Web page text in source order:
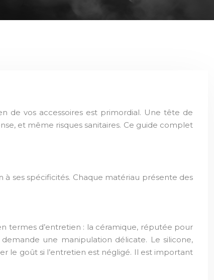
de vos accessoires est primordial. Une tête de
et même risques sanitaires. Ce guide complet
ses spécificités. Chaque matériau présente des
termes d’entretien : la céramique, réputée pour
une manipulation délicate. Le silicone,
le goût si l’entretien est négligé. Il est important